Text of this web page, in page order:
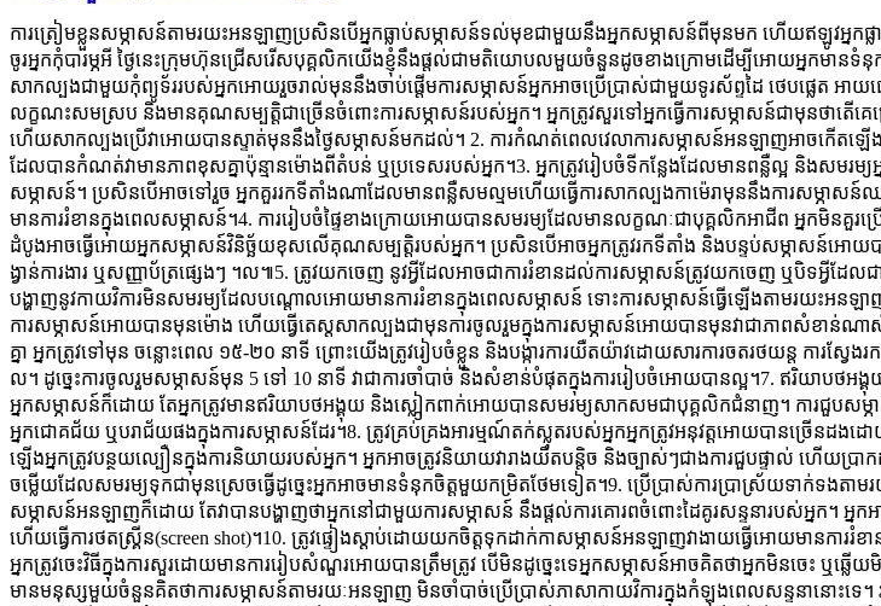
ការត្រៀមខ្លួនសម្ភាសន៍តាមរយះអនឡាញប្រសិនបើអ្នកធ្លាប់សម្ភាសន៍ទល់មុខជាមួយនឹងអ្នកសម្ភាសន៍ពីមុនមក ហើយឥឡូវអ្នកផ្
ចូរអ្នកកុំបារម្ភអី ថ្ងៃនេះក្រុមហ៊ុនជ្រើសរើសបុគ្គលិកយើងខ្ញុំនឹងផ្តល់ជាមតិយោបលមួយចំនួនដូចខាងក្រោមដើម្បីអោយអ្នកមានទំ
សាកល្បងជាមួយកុំព្យូទ័ររបស់អ្នកអោយរួចរាល់មុននឹងចាប់ផ្ដើមការសម្ភាសន៍អ្នកអាចប្រើប្រាស់ជាមួយទូរស័ព្ទដៃ ថេបផ្លេត អ
លក្ខណះសមស្រប និងមានគុណសម្បត្តិជាច្រើនចំពោះការសម្ភាសន៍របស់អ្នក។ អ្នកត្រូវសួរទៅអ្នកធ្វើការសម្ភាសន៍ជាមុនថាតើគេប្
ហើយសាកល្បងប្រើវាអោយបានស្ទាត់មុននឹងថ្ងៃសម្ភាសន៍មកដល់។ 2. ការកំណត់ពេលវេលាការសម្ភាសន៍អនឡាញអាចកើតឡើង
ដែលបានកំណត់វាមានភាពខុសគ្នាប៉ុន្មានម៉ោងពីតំបន់ ឬប្រទេសរបស់អ្នក។3. អ្នកត្រូវរៀបចំទីកន្លែងដែលមានពន្លឺល្អ និងសមរម្យ
សម្ភាសន៍។ ប្រសិនបើអាចទៅរួច អ្នកគួររកទីតាំងណាដែលមានពន្លឺសមល្មមហើយធ្វើការសាកល្បងកាម៉េរាមុននឹងការសម្ភា
មានការរំខានក្នុងពេលសម្ភាសន៍។4. ការរៀបចំផ្ទៃខាងក្រោយអោយបានសមរម្យដែលមានលក្ខណៈជាបុគ្គលិកអាជីព អ្នកមិន
ដំបូងអាចធ្វើអោយអ្នកសម្ភាសន៍វិនិច្ឆ័យខុសលើគុណសម្បត្តិរបស់អ្នក។ ប្រសិនបើអាចអ្នកត្រូវរកទីតាំង និងបន្ទប់សម្ភាសន៍អោយ
ង្វាន់ការងារ ឬសញ្ញាប័ត្រផ្សេងៗ ។ល៕5. ត្រូវយកចេញ នូវអ្វីដែលអាចជាការរំខានដល់ការសម្ភាសន៍ត្រូវយកចេញ ឬបិទអ្វីដ
បង្ហាញនូវកាយវិការមិនសមរម្យដែលបណ្តោលអោយមានការរំខានក្នុងពេលសម្ភាសន៍​ ទោះការសម្ភាសន៍ធ្វើឡើងតាមរយះ
ការសម្ភាសន៍អោយបានមុនម៉ោង ហើយធ្វើតេស្តសាកល្បងជាមុនការចូលរួមក្នុងការសម្ភាសន៍អោយបានមុនវាជាភាពសំខាន់ណ
គ្នា អ្នកត្រូវទៅមុន ចន្លោះពេល ១៥-២០ នាទី ព្រោះយើងត្រូវរៀបចំខ្លួន និងបង្ការការយឺតយ៉ាវដោយសារការចតរថយន្ត ការស្វ
ល។ ដូច្នេះការចូលរួមសម្ភាសន៍មុន 5 ទៅ 10 នាទី​ វាជាការចាំបាច់ និងសំខាន់បំផុតក្នុងការរៀបចំអោយបានល្អ។7. ឥរិយាប
អ្នកសម្ភាសន៍ក៏ដោយ តែអ្នកត្រូវមានឥរិយាបថអង្គុយ និងស្លៀ្កកពាក់អោយបានសមរម្យសាកសមជាបុគ្គលិកជំនាញ។ ការជួបស
អ្នកជោគជ័យ ឬបរាជ័យផងក្នុងការសម្ភាសន៍ដែរ។8. ត្រូវគ្រប់គ្រងអារម្មណ៍តក់ស្លុតរបស់អ្នកអ្នកត្រូវអនុវត្តអោយបានច្រើ
ឡើងអ្នកត្រូវបន្ថយល្បឿនក្នុងការនិយាយរបស់អ្នក។ អ្នកអាចត្រូវនិយាយវារាងយឺតបន្តិច និងច្បាស់ៗជាងការជួបផ្ទាល់ ហើយប្រ
ចម្លើយដែលសមរម្យទុកជាមុនស្រេចធ្វើដូច្នេះអ្នកអាចមានទំនុកចិត្តមួយកម្រិតថែមទៀត។9. ប្រើប្រាស់ការប្រាស្រ័យទាក់ទងតា
សម្ភាសន៍អនឡាញក៏ដោយ តែវាបានបង្ហាញថាអ្នកនៅជាមួយការសម្ភាសន៍ នឹងផ្តល់ការគោរពចំពោះដៃគូរសន្ទនារបស់អ្នក។ អ្នក
ហើយធ្វើការថតស្គ្រីន(screen shot)។10. ត្រូវផ្ទៀងស្តាប់ដោយយកចិត្តទុកដាក់កាសម្ភាសន៍អនឡាញវាងាយធ្វើអោយមានកា
អ្នកត្រូវចេះវិធីក្នុងការសួរដោយមានការរៀបសំណួរអោយបានត្រឹមត្រូវ បើមិនដូច្នេះទេអ្នកសម្ភាសន៍អាចគិតថាអ្នកមិនចេះ ឬឆ្ល
មានមនុស្សមួយចំនួនគិតថាការសម្ភាសន៍តាមរយៈអនឡាញ មិនចាំបាច់ប្រើប្រាស់ភាសាកាយវិការក្នុងកំឡុងពេលសន្ទនានោះទេ។